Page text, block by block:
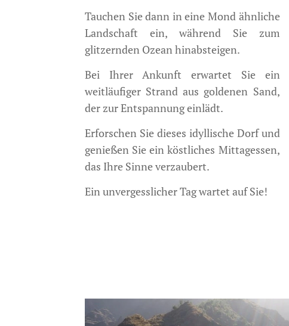
Tauchen Sie dann in eine Mond ähnliche
Landschaft ein, während Sie zum
glitzernden Ozean hinabsteigen.
Bei Ihrer Ankunft erwartet Sie ein
weitläufiger Strand aus goldenen Sand,
der zur Entspannung einlädt.
Erforschen Sie dieses idyllische Dorf und
genießen Sie ein köstliches Mittagessen,
das Ihre Sinne verzaubert.
Ein unvergesslicher Tag wartet auf Sie!